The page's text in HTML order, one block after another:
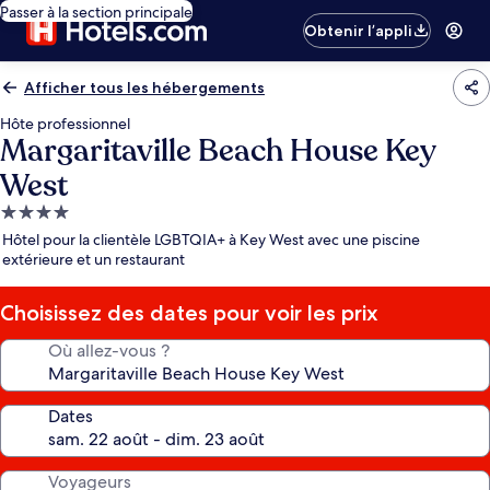
Passer à la section principale
Obtenir l’appli
Afficher tous les hébergements
Hôte professionnel
Margaritaville Beach House Key
West
Hébergement
4.0 étoiles
Hôtel pour la clientèle LGBTQIA+ à Key West avec une piscine
extérieure et un restaurant
Choisissez des dates pour voir les prix
Où allez-vous ?
Dates
Voyageurs